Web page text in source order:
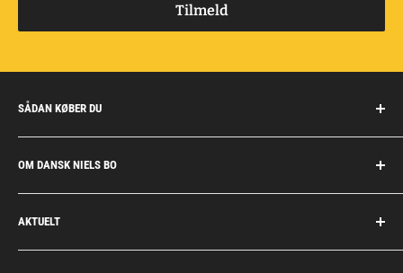
Tilmeld
SÅDAN KØBER DU
Handelsbetingelser
Fragt og retur
Privatkunder/erhverv
Fakturaaftale
OM DANSK NIELS BO
Om Dansk Niels Bo
Privatlivspolitik
Job
AKTUELT
Personlig rådgivning